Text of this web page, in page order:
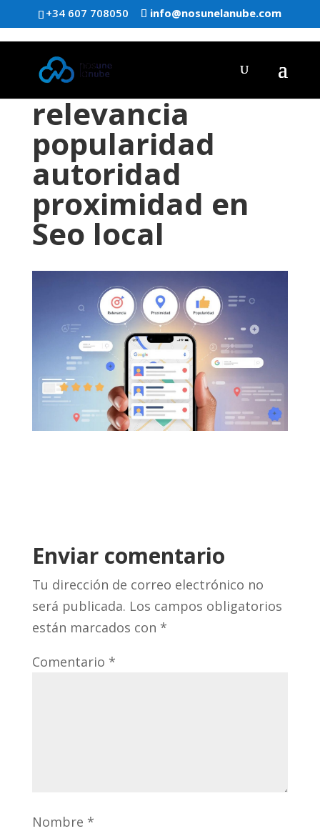
+34 607 708050 info@nosunelanube.com
relevancia
popularidad
autoridad
proximidad en
Seo local
Enviar comentario
Tu dirección de correo electrónico no
será publicada. Los campos obligatorios
están marcados con *
Comentario *
Nombre *